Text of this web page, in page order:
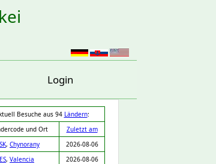
Login
Besuche aus 94 Ländern:
und Ort
Zuletzt am
SK, Chynorany
2026-08-06
ES, Valencia
2026-08-06